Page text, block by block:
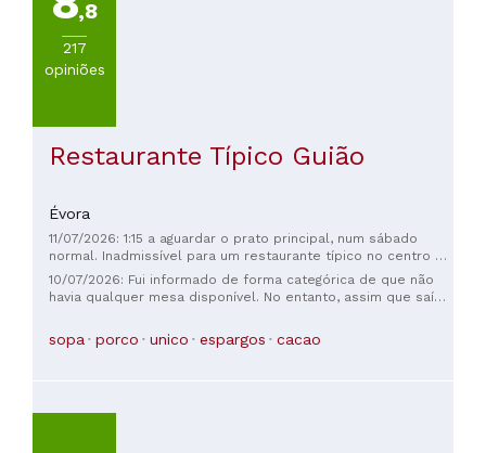
,8
217
opiniões
Restaurante Típico Guião
Évora
11/07/2026: 1:15 a aguardar o prato principal, num sábado
normal. Inadmissível para um restaurante típico no centro de
Évora, e tão reconhecido.
10/07/2026: Fui informado de forma categórica de que não
havia qualquer mesa disponível. No entanto, assim que saí
perguntou se havia mesa para duas pessoas e foi
imediatamente acomodado. O problema não foi a falta de
extremamente negativa sobre o profissionalismo e o
sopa porco unico espargos cacao